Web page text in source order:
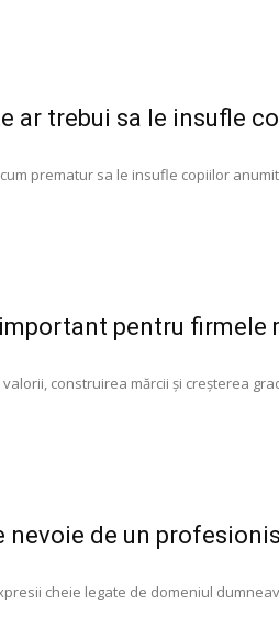
ar trebui sa le insufle
prematur sa le insufle copiilor
pentru firmele
construirea mărcii și creșterea
nevoie de un
cheie legate de domeniul